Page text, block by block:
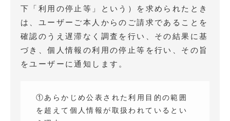
下「利用の停止等」という）を求められたとき
は、ユーザーご本人からのご請求であることを
確認のうえ遅滞なく調査を行い、その結果に基
づき、個人情報の利用の停止等を行い、その旨
をユーザーに通知します。
①あらかじめ公表された利用目的の範囲
を超えて個人情報が取扱われているとい